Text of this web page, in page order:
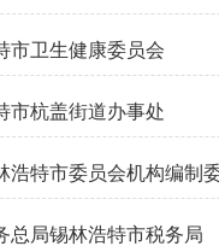
市卫生健康委员会
市杭盖街道办事处
总局锡林浩特市税务局